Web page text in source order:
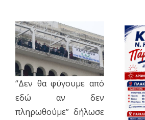
“Δεν θα φύγουμε από
εδώ αν δεν
πληρωθούμε” δήλωσε